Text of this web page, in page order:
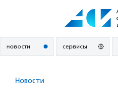
новости сервисы
Новости